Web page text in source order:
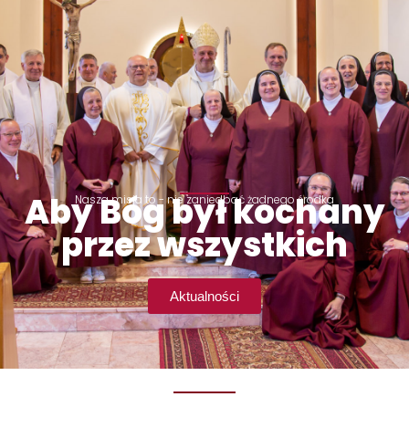
Nasza misja to - nie zaniedbać żadnego środka
Aby Bóg był kochany
przez wszystkich
Aktualności